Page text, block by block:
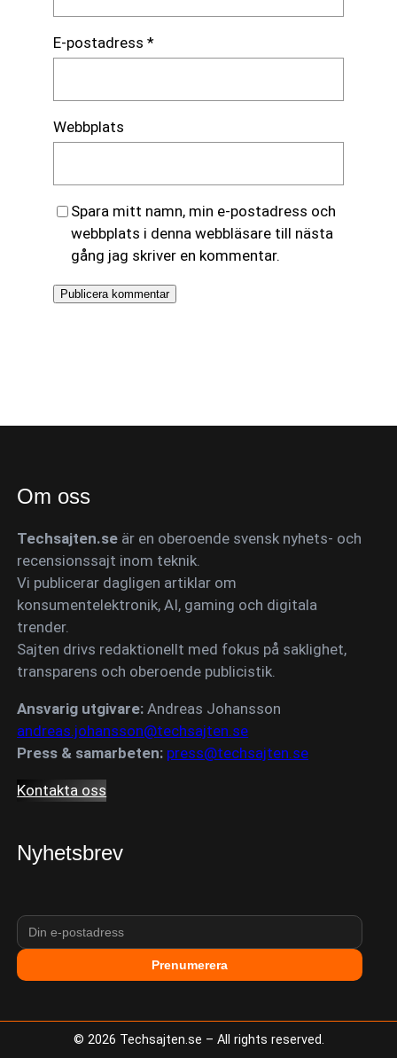
E-postadress *
Webbplats
Spara mitt namn, min e-postadress och
webbplats i denna webbläsare till nästa
gång jag skriver en kommentar.
Om oss
Techsajten.se är en oberoende svensk nyhets- och
recensionssajt inom teknik.
Vi publicerar dagligen artiklar om
konsumentelektronik, AI, gaming och digitala
trender.
Sajten drivs redaktionellt med fokus på saklighet,
transparens och oberoende publicistik.
Ansvarig utgivare: Andreas Johansson
andreas.johansson@techsajten.se
Press & samarbeten: press@techsajten.se
Kontakta oss
Nyhetsbrev
Prenumerera
© 2026 Techsajten.se – All rights reserved.